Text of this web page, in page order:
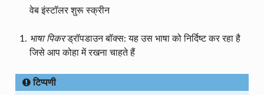
वेब इंस्टॉलर शुरू स्क्रीन
भाषा पिकरड्रॉपडाउन बॉक्स: यह उस भाषा को निर्दिष्ट कर रहा है
जिसे आप कोहा में रखना चाहते हैं
टिप्पणी